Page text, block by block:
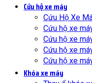
Cứu hộ xe máy
Cứu Hộ Xe
Cứu hộ xe
Cứu hộ xe
Cứu hộ xe
Cứu hộ xe
Khóa xe máy